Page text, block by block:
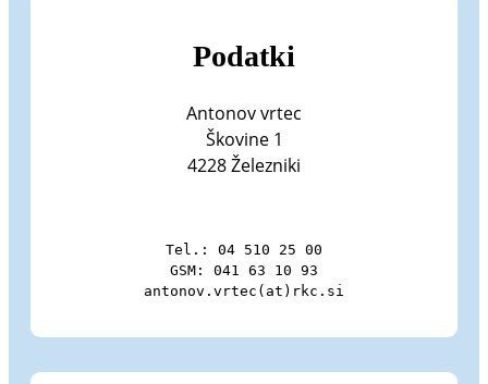
Podatki
Antonov vrtec
Škovine 1
4228 Železniki
Tel.: 04 510 25 00
GSM: 041 63 10 93
antonov.vrtec(at)rkc.si